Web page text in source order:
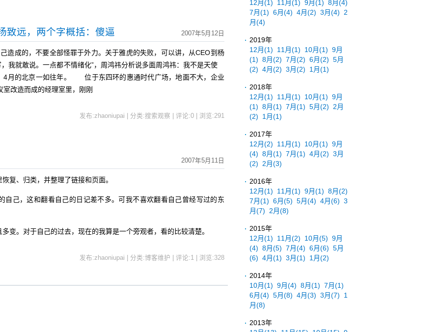
2007年5月12日
致远，两个字概括：傻逼
成的，不要全部怪罪于外力。关于雅虎的失败，可以讲，从CEO到杨
我就敢说。一点都不情绪化”，周鸿祎分析说多面周鸿祎：我不是天使
4月的北京一如往年。 位于东四环的惠通时代广场，地面不大，企业
改造而成的经理室里，刚刚
发布:zhaoniupai | 分类:搜索观察 | 评论:0 | 浏览:291
2007年5月11日
、归类，并整理了链接和页面。
己，这和翻看自己的日记差不多。可我不喜欢翻看自己曾经写过的东
。对于自己的过去，现在的我算是一个旁观者，看的比较清楚。
发布:zhaoniupai | 分类:博客维护 | 评论:1 | 浏览:328
12月(1) 11月(1) 9月(1) 8月(4)
7月(1) 6月(4) 4月(2) 3月(4)
2
月(4)
2019年
12月(1) 11月(1) 10月(1) 9月
(1) 8月(2) 7月(2) 6月(2) 5月
(2) 4月(2) 3月(2) 1月(1)
2018年
12月(1) 11月(1) 10月(1) 9月
(1) 8月(1) 7月(1) 5月(2)
2月
(2)
1月(1)
2017年
12月(2) 11月(1) 10月(1) 9月
(4) 8月(1) 7月(1) 4月(2) 3月
(2)
2月(3)
2016年
12月(1) 11月(1) 9月(1) 8月(2)
7月(1) 6月(5) 5月(4) 4月(6) 3
月(7) 2月(8)
2015年
12月(1) 11月(2) 10月(5) 9月
(4) 8月(5) 7月(4) 6月(6) 5月
(6) 4月(1) 3月(1) 1月(2)
2014年
10月(1) 9月(4) 8月(1) 7月(1)
6月(4) 5月(8) 4月(3) 3月(7)
1
月(8)
2013年